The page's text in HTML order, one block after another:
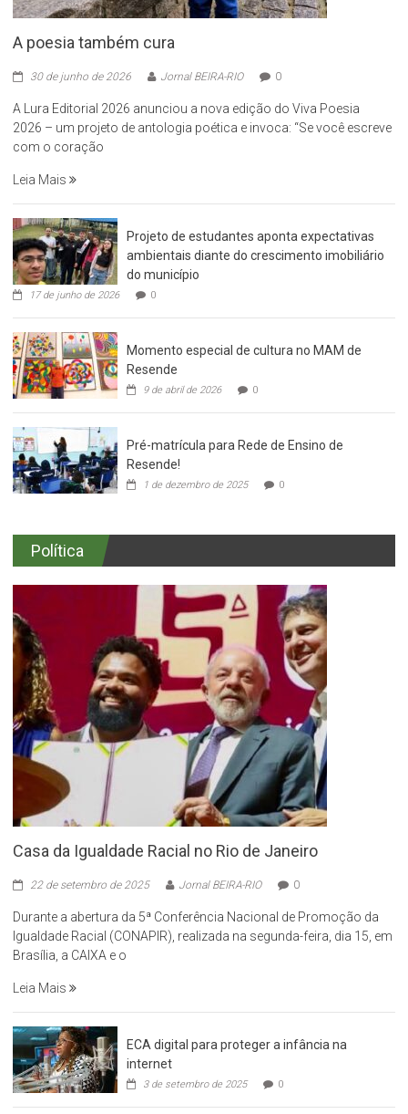
A poesia também cura
30 de junho de 2026 Jornal BEIRA-RIO 0
A Lura Editorial 2026 anunciou a nova edição do Viva Poesia
2026 – um projeto de antologia poética e invoca: “Se você escreve
com o coração
Leia Mais
Projeto de estudantes aponta expectativas
ambientais diante do crescimento imobiliário
do município
17 de junho de 2026 0
Momento especial de cultura no MAM de
Resende
9 de abril de 2026 0
Pré-matrícula para Rede de Ensino de
Resende!
1 de dezembro de 2025 0
Política
Casa da Igualdade Racial no Rio de Janeiro
22 de setembro de 2025 Jornal BEIRA-RIO 0
Durante a abertura da 5ª Conferência Nacional de Promoção da
Igualdade Racial (CONAPIR), realizada na segunda-feira, dia 15, em
Brasília, a CAIXA e o
Leia Mais
ECA digital para proteger a infância na
internet
3 de setembro de 2025 0